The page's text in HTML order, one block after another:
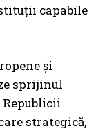
capabile
și
sprijinul
strategică,